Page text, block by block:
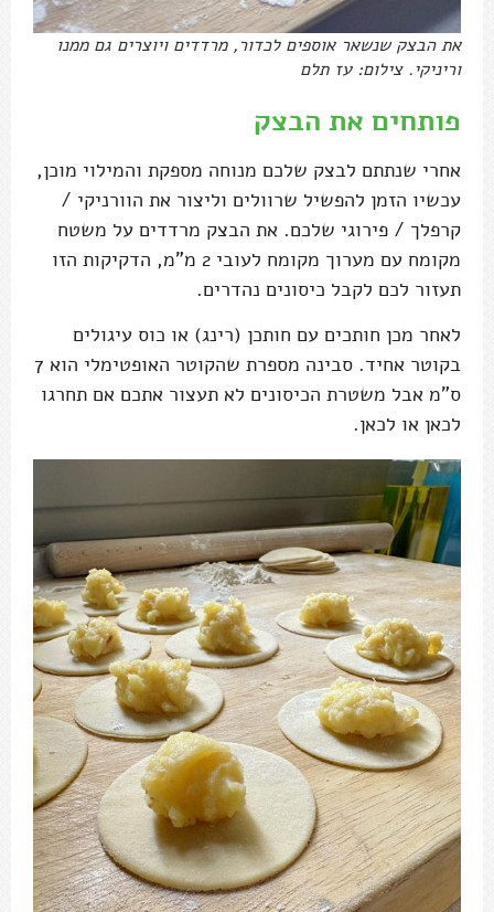
את הבצק שנשאר אוספים לכדור, מרדדים ויוצרים גם ממנו
וריניקי. צילום: עז תלם
פותחים את הבצק
אחרי שנתתם לבצק שלכם מנוחה מספקת והמילוי מוכן,
עכשיו הזמן להפשיל שרוולים וליצור את הוורניקי /
קרפלך / פירוגי שלכם. את הבצק מרדדים על משטח
מקומח עם מערוך מקומח לעובי 2 מ"מ, הדקיקות הזו
תעזור לכם לקבל כיסונים נהדרים.
לאחר מכן חותכים עם חותכן (רינג) או כוס עיגולים
בקוטר אחיד. סבינה מספרת שהקוטר האופטימלי הוא 7
ס"מ אבל משטרת הכיסונים לא תעצור אתכם אם תחרגו
לכאן או לכאן.